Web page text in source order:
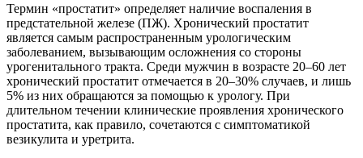
Термин «простатит» определяет наличие воспаления в
предстательной железе (ПЖ). Хронический простатит
является самым распространенным урологическим
заболеванием, вызывающим осложнения со стороны
урогенитального тракта. Среди мужчин в возрасте 20–60 лет
хронический простатит отмечается в 20–30% случаев, и лишь
5% из них обращаются за помощью к урологу. При
длительном течении клинические проявления хронического
простатита, как правило, сочетаются с симптоматикой
везикулита и уретрита.